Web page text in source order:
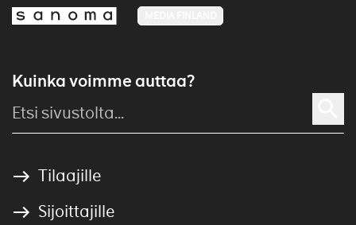
Kuinka voimme auttaa?
Tilaajille
Sijoittajille